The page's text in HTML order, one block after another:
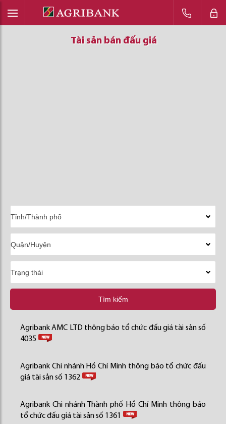
Tài sản bán đấu giá
Tài sản bán đấu giá
Tài sản bán đấu giá
Tìm kiếm
Agribank AMC LTD thông báo tổ chức đấu giá tài sản số
4035
Agribank Chi nhánh Hồ Chí Minh thông báo tổ chức đấu
giá tài sản số 1362
Agribank Chi nhánh Thành phố Hồ Chí Minh thông báo
tổ chức đấu giá tài sản số 1361